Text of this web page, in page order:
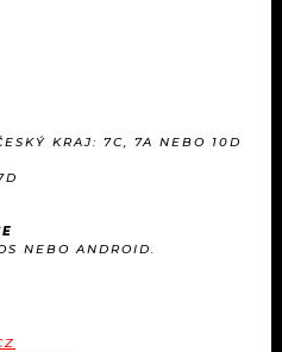
KRAJ: 7C, 7A NEBO 10D
NEBO ANDROID.